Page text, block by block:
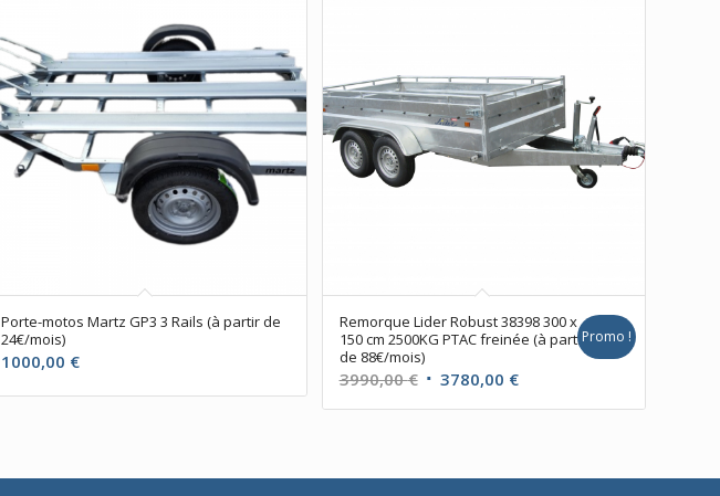
Porte-motos Martz GP3 3 Rails (à partir de
24€/mois)
1000,00 €
Remorque Lider Robust 38398 300 x
150 cm 2500KG PTAC freinée (à partir
de 88€/mois)
3990,00€ Le
prix
3990,00 €.
3780,00 €Le
prix
3780,00 €.
Promo !